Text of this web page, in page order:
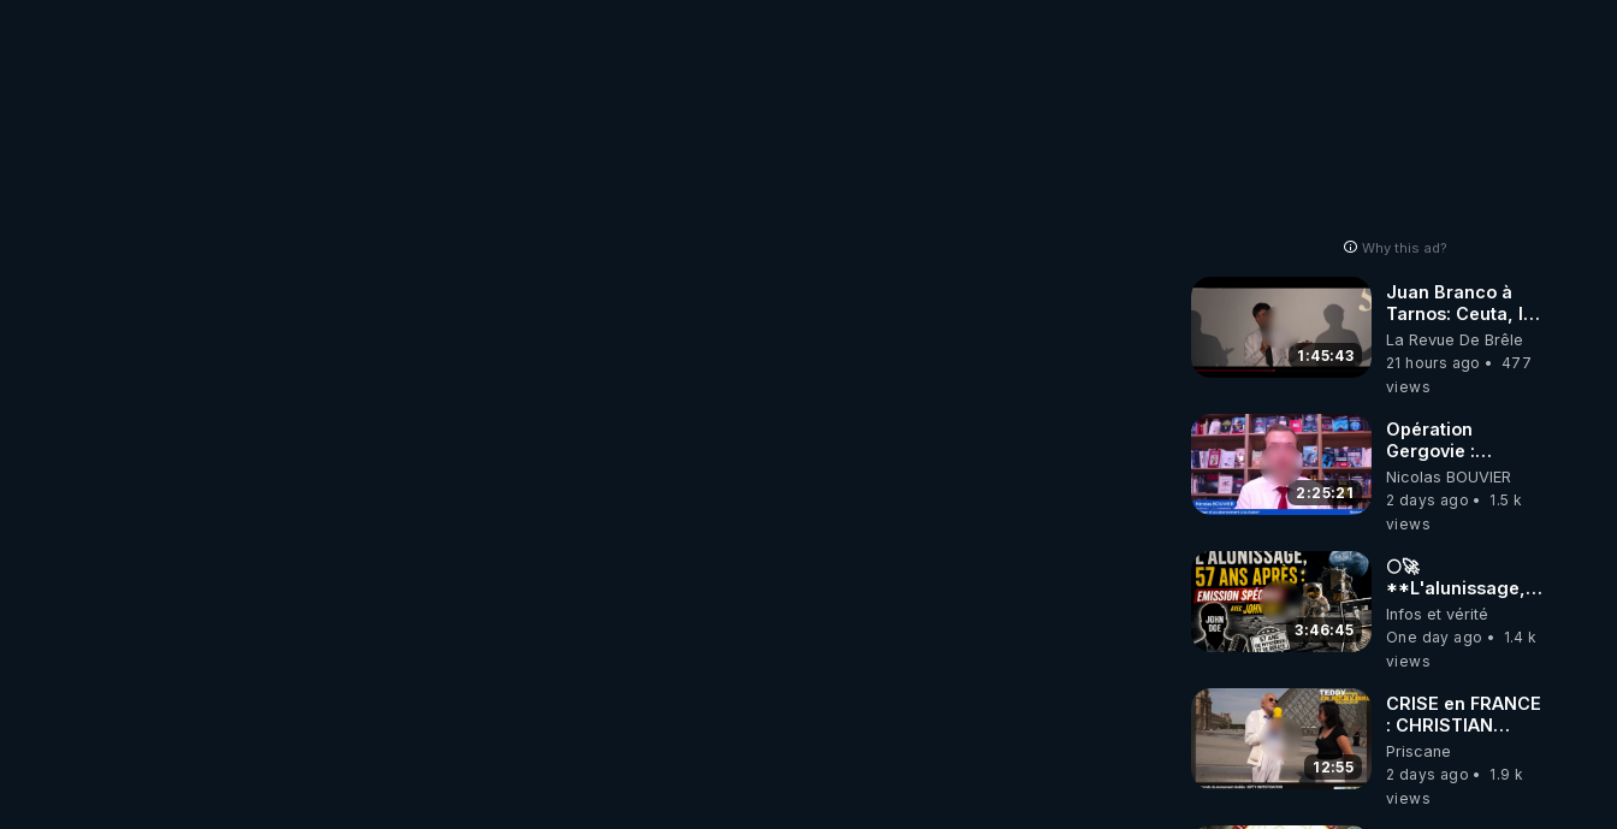
Why this ad?
1:45:43
Juan Branco à
Tarnos: Ceuta, le
narcotrafic et le
pouvoir en France
La Revue De Brêle
21 hours ago
477
views
2:25:21
Opération
Gergovie :
‪@38resistancegauloise‬
‪@MarionSigautOfficiel‬
‪@gladysriifard5710‬
Nicolas BOUVIER
2 days ago
1.5 k
views
3:46:45
🌕🚀
**L'alunissage,
57 ans après :
Émission spéciale
avec John Doe
Infos et vérité
One day ago
1.4 k
views
12:55
CRISE en FRANCE
: CHRISTIAN
COTTEN FAIT une
étrange
découverte
Priscane
2 days ago
1.9 k
views